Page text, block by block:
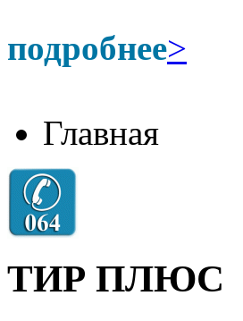
подробнее>
Главная
ТИР ПЛЮС